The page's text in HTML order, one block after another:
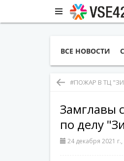
ВСЕ НОВОСТИ
#ПОЖАР В ТЦ
Замглавы
по делу
24 декабря 2021